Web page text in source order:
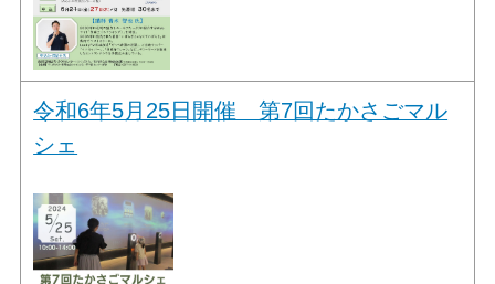
令和6年5月25日開催 第7回たかさごマル
シェ